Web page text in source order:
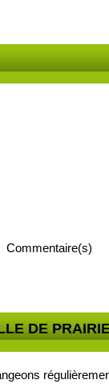
Commentaire(s)
DE